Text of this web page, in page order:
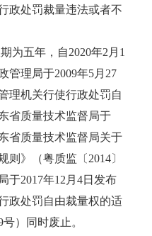
政处罚裁量违法或者不
为五年，自2020年2月1
管理局于2009年5月27
理机关行使行政处罚自
省质量技术监督局于
省质量技术监督局关于
》（粤质监〔2014〕
于2017年12月4日发布
政处罚自由裁量权的适
）同时废止。